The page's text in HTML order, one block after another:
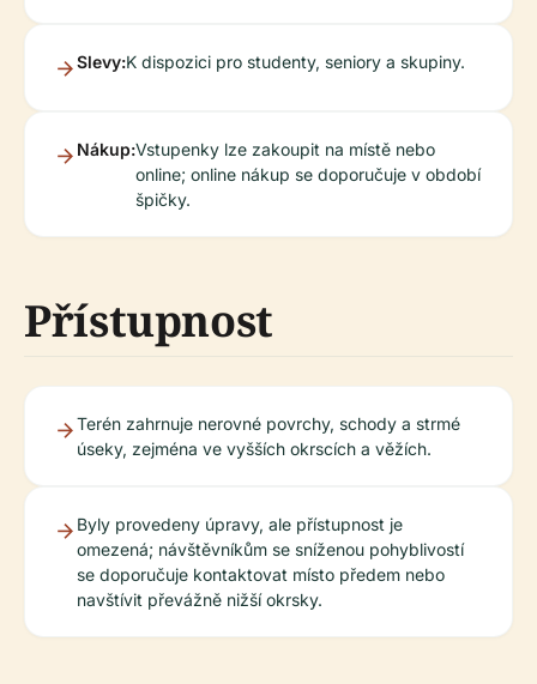
Slevy:K dispozici pro studenty, seniory a skupiny.
Nákup:Vstupenky lze zakoupit na místě nebo
online; online nákup se doporučuje v období
špičky.
Přístupnost
Terén zahrnuje nerovné povrchy, schody a strmé
úseky, zejména ve vyšších okrscích a věžích.
Byly provedeny úpravy, ale přístupnost je
omezená; návštěvníkům se sníženou pohyblivostí
se doporučuje kontaktovat místo předem nebo
navštívit převážně nižší okrsky.